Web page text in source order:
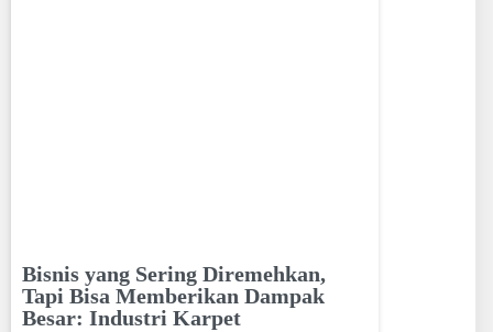
Bisnis yang Sering Diremehkan,
Tapi Bisa Memberikan Dampak
Besar: Industri Karpet